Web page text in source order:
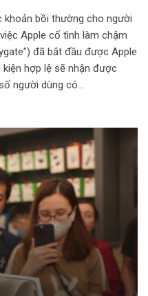
khoản bồi thường cho người
Apple cố tình làm chậm
đã bắt đầu được Apple
hợp lệ sẽ nhận được
người dùng có…